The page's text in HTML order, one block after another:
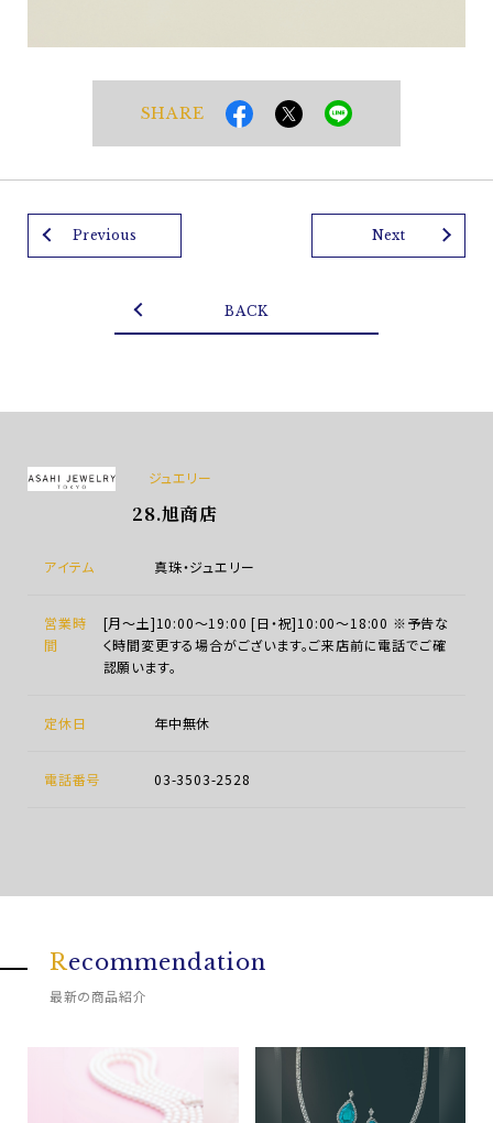
SHARE
Previous Next
BACK
ジュエリー
28.旭商店
アイテム 真珠・ジュエリー
営業時
間
[月～土]10:00～19:00 [日・祝]10:00～18:00 ※予告な
く時間変更する場合がございます。ご来店前に電話でご確
認願います。
定休日 年中無休
電話番号 03-3503-2528
Recommendation
最新の商品紹介